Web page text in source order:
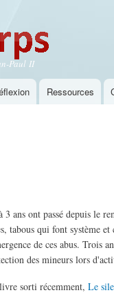
Paul II
Ressources
3 ans ont passé depuis le
tabous qui font système
de ces abus. Trois
des mineurs lors
sorti récemment, Le